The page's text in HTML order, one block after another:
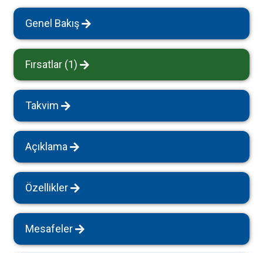
Genel Bakış
Fırsatlar (1)
Takvim
Açıklama
Özellikler
Mesafeler